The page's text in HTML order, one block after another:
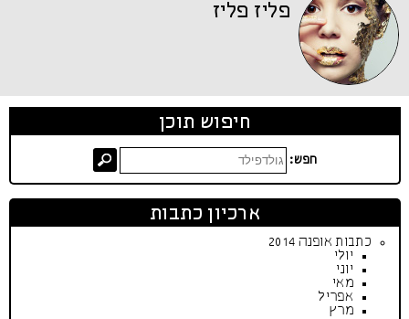
פליז פליז
חיפוש תוכן
חפש:
ארכיון כתבות
כתבות אופנה 2014
יולי
יוני
מאי
אפריל
מרץ